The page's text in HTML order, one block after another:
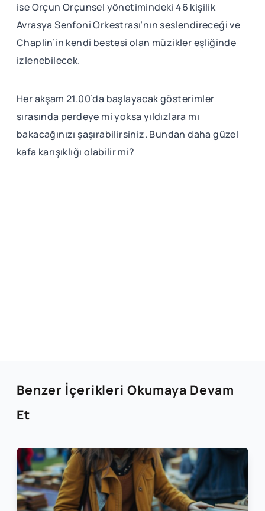
ise Orçun Orçunsel yönetimindeki 46 kişilik
Avrasya Senfoni Orkestrası’nın seslendireceği ve
Chaplin’in kendi bestesi olan müzikler eşliğinde
izlenebilecek.
Her akşam 21.00’da başlayacak gösterimler
sırasında perdeye mi yoksa yıldızlara mı
bakacağınızı şaşırabilirsiniz. Bundan daha güzel
kafa karışıklığı olabilir mi?
Benzer İçerikleri Okumaya Devam
Et